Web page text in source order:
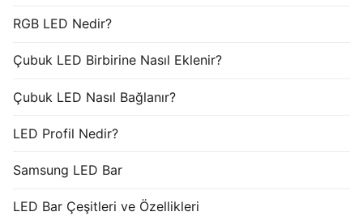
RGB LED Nedir?
Çubuk LED Birbirine Nasıl Eklenir?
Çubuk LED Nasıl Bağlanır?
LED Profil Nedir?
Samsung LED Bar
LED Bar Çeşitleri ve Özellikleri